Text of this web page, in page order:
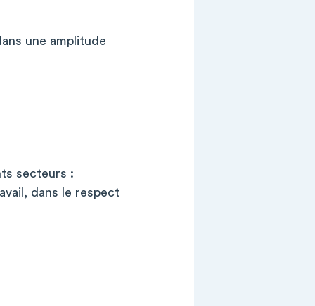
une amplitude
secteurs :
dans le respect